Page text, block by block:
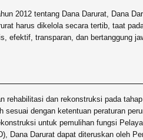
2012 tentang Dana Darurat, Dana
harus dikelola secara tertib, taat
efektif, transparan, dan bertanggung
rehabilitasi dan rekonstruksi pada tahap
sesuai dengan ketentuan peraturan
untuk pemulihan fungsi
Dana Darurat dapat diteruskan oleh